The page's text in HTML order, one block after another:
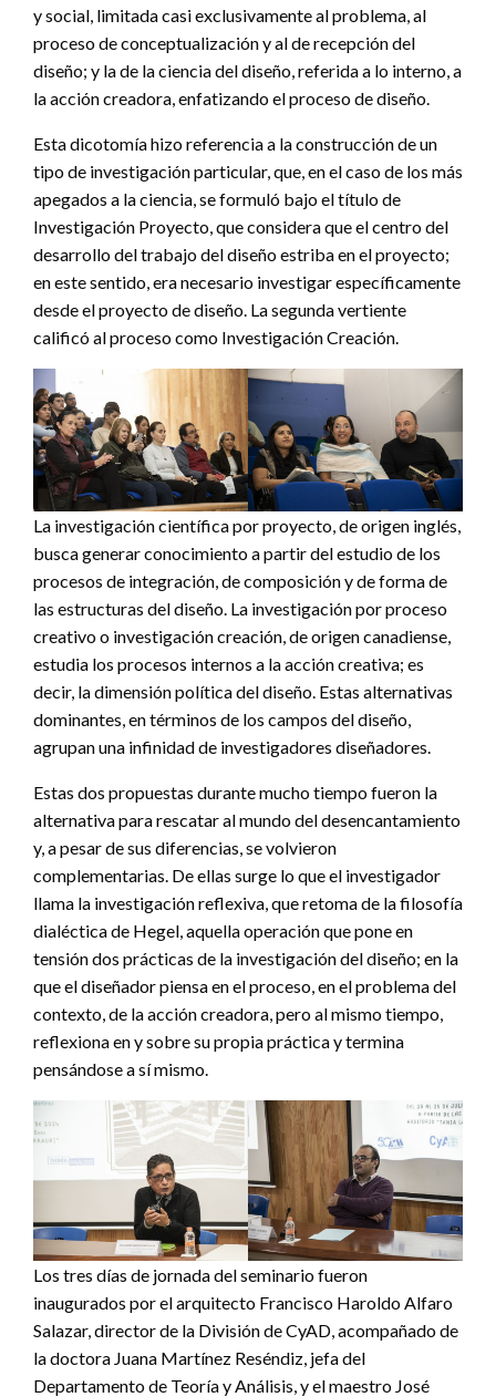
y social, limitada casi exclusivamente al problema, al
proceso de conceptualización y al de recepción del
diseño; y la de la ciencia del diseño, referida a lo interno, a
la acción creadora, enfatizando el proceso de diseño.
Esta dicotomía hizo referencia a la construcción de un
tipo de investigación particular, que, en el caso de los más
apegados a la ciencia, se formuló bajo el título de
Investigación Proyecto, que considera que el centro del
desarrollo del trabajo del diseño estriba en el proyecto;
en este sentido, era necesario investigar específicamente
desde el proyecto de diseño. La segunda vertiente
calificó al proceso como Investigación Creación.
La investigación científica por proyecto, de origen inglés,
busca generar conocimiento a partir del estudio de los
procesos de integración, de composición y de forma de
las estructuras del diseño. La investigación por proceso
creativo o investigación creación, de origen canadiense,
estudia los procesos internos a la acción creativa; es
decir, la dimensión política del diseño. Estas alternativas
dominantes, en términos de los campos del diseño,
agrupan una infinidad de investigadores diseñadores.
Estas dos propuestas durante mucho tiempo fueron la
alternativa para rescatar al mundo del desencantamiento
y, a pesar de sus diferencias, se volvieron
complementarias. De ellas surge lo que el investigador
llama la investigación reflexiva, que retoma de la filosofía
dialéctica de Hegel, aquella operación que pone en
tensión dos prácticas de la investigación del diseño; en la
que el diseñador piensa en el proceso, en el problema del
contexto, de la acción creadora, pero al mismo tiempo,
reflexiona en y sobre su propia práctica y termina
pensándose a sí mismo.
Los tres días de jornada del seminario fueron
inaugurados por el arquitecto Francisco Haroldo Alfaro
Salazar, director de la División de CyAD, acompañado de
la doctora Juana Martínez Reséndiz, jefa del
Departamento de Teoría y Análisis, y el maestro José